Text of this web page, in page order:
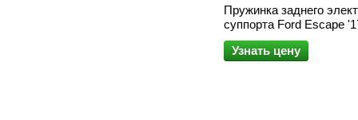
Пружинка заднего
суппорта Ford Escape
'15-'25/Fusion '13-'20
Узнать цену